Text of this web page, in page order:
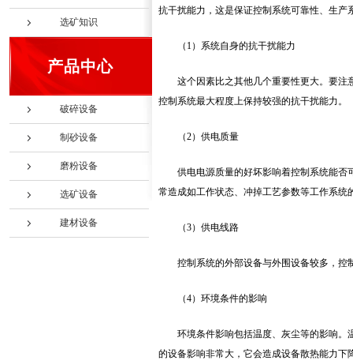
选矿知识
产品中心
破碎设备
制砂设备
磨粉设备
选矿设备
建材设备
抗干扰能力，这是保证控制系统可靠性、生
（1）系统自身的抗干扰能力
这个因素比之其他几个重要性更大。要
控制系统最大程度上保持较强的抗干扰能力。
（2）供电质量
供电电源质量的好坏影响着控制系统能
常造成如工作状态、冲掉工艺参数等工作系
（3）供电线路
控制系统的外部设备与外围设备较多，
（4）环境条件的影响
环境条件影响包括温度、灰尘等的影响
的设备影响非常大，它会造成设备散热能力